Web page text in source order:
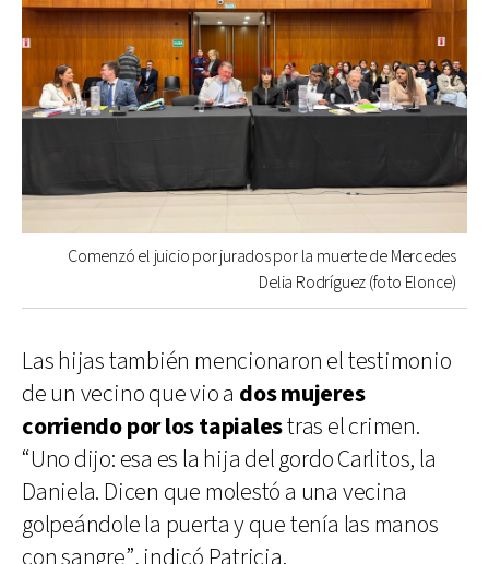
Comenzó el juicio por jurados por la muerte de Mercedes
Delia Rodríguez (foto Elonce)
Las hijas también mencionaron el testimonio
de un vecino que vio a dos mujeres
corriendo por los tapialestras el crimen.
“Uno dijo: esa es la hija del gordo Carlitos, la
Daniela. Dicen que molestó a una vecina
golpeándole la puerta y que tenía las manos
con sangre”, indicó Patricia.